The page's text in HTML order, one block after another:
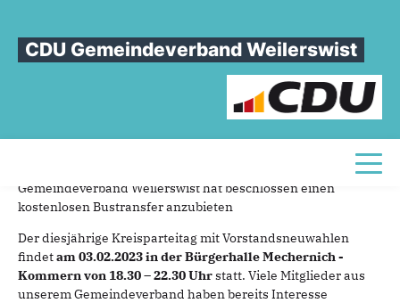
CDU Gemeindeverband Weilerswist
Sie sind hier
BustransferzumKreisparteitagam
19.01.2023
Gemeindeverband Weilerswist hat beschlossen einen
kostenlosen Bustransfer anzubieten
Der diesjährige Kreisparteitag mit Vorstandsneuwahlen
findetam 03.02.2023 in der Bürgerhalle Mechernich -
Kommern von 18.30 – 22.30 Uhrstatt. Viele Mitglieder aus
unserem Gemeindeverband haben bereits Interesse